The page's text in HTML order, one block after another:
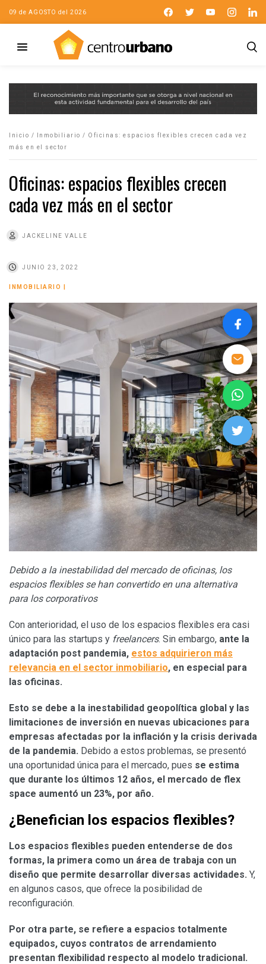
09 de AGOSTO del 2026
Inicio / Inmobiliario / Oficinas: espacios flexibles crecen cada vez
más en el sector
Oficinas: espacios flexibles crecen
cada vez más en el sector
JACKELINE VALLE
JUNIO 23, 2022
INMOBILIARIO
Debido a la inestabilidad del mercado de oficinas, los
espacios flexibles se han convertido en una alternativa
para los corporativos
Con anterioridad, el uso de los espacios flexibles era casi
único para las startups y freelancers. Sin embargo, ante la
adaptación post pandemia, estos adquirieron más
relevancia en el sector inmobiliario, en especial para
las oficinas.
Esto se debe a la inestabilidad geopolítica global y las
limitaciones de inversión en nuevas ubicaciones para
empresas afectadas por la inflación y la crisis derivada
de la pandemia. Debido a estos problemas, se presentó
una oportunidad única para el mercado, pues se estima
que durante los últimos 12 años, el mercado de flex
space aumentó un 23%, por año.
¿Benefician los espacios flexibles?
Los espacios flexibles pueden entenderse de dos
formas, la primera como un área de trabaja con un
diseño que permite desarrollar diversas actividades. Y,
en algunos casos, que ofrece la posibilidad de
reconfiguración.
Por otra parte, se refiere a espacios totalmente
equipados, cuyos contratos de arrendamiento
presentan flexibilidad respecto al modelo tradicional.